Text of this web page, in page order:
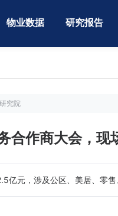
物业数据 研究报告
究院
合作商大会，
亿元，涉及公区、美居、零